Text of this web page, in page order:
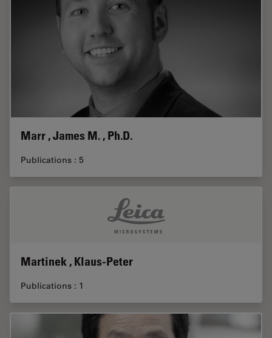
Marr , James M. , Ph.D.
Publications : 5
Martinek , Klaus-Peter
Publications : 1